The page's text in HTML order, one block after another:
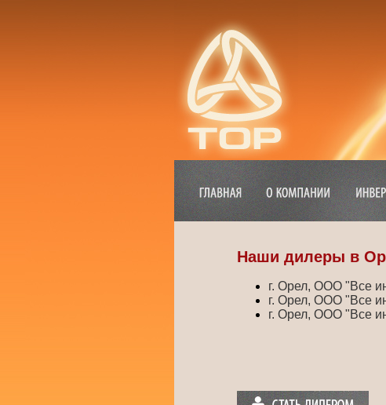
Наши дилеры в
г. Орел, ООО "Все
г. Орел, ООО "Все
г. Орел, ООО "Все